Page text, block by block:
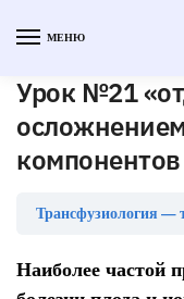
МЕНЮ
Урок №21
Трансфузиология —
Наиболее частой